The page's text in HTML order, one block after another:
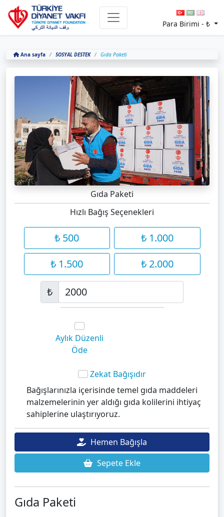
Para Birimi -₺
Ana sayfa SOSYAL DESTEK Gıda Paketi
Gıda Paketi
Hızlı Bağış Seçenekleri
₺ 500
₺ 1.000
₺ 1.500
₺ 2.000
₺
Aylık Düzenli
Öde
Zekat Bağışıdır
Bağışlarınızla içerisinde temel gıda maddeleri
malzemelerinin yer aldığı gıda kolilerini ihtiyaç
sahiplerine ulaştırıyoruz.
Hemen Bağışla
Sepete Ekle
Gıda Paketi